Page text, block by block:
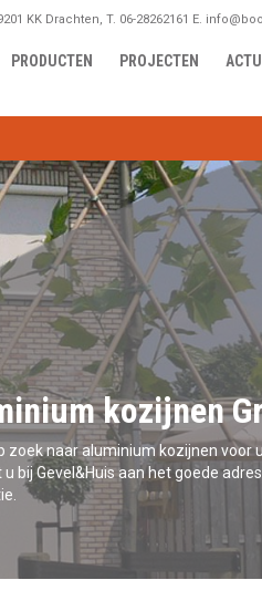
KK Drachten, T. 06-28262161 E.
PRODUCTEN PROJECTEN
kozijnen
zoek naar aluminium kozijnen voor
u bij Gevel&Huis aan het goede